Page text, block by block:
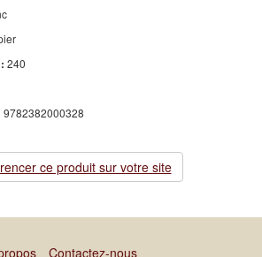
240
9782382000328
ce produit sur votre site
Contactez-nous